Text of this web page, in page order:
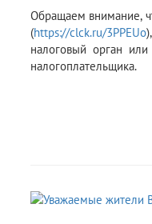
Обращаем внимание,
(https://clck.ru/3PPEUo
налоговый орган
налогоплательщика.